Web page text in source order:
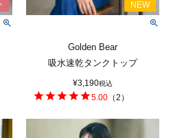
Golden Bear
吸水速乾タンクトップ
¥3,190税込
5.00 （2 ）